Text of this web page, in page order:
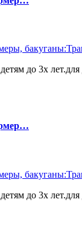
до 3х лет.для
до 3х лет.для